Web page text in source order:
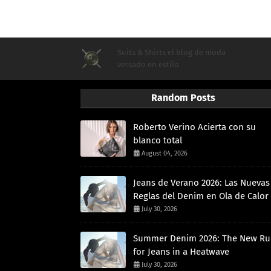
Suits & Shirts el blog de moda
versado en estilo
Random Posts
Roberto Verino Acierta con su
blanco total
August 04, 2026
Jeans de Verano 2026: Las Nuevas
Reglas del Denim en Ola de Calor
July 30, 2026
Summer Denim 2026: The New
for Jeans in a Heatwave
July 30, 2026